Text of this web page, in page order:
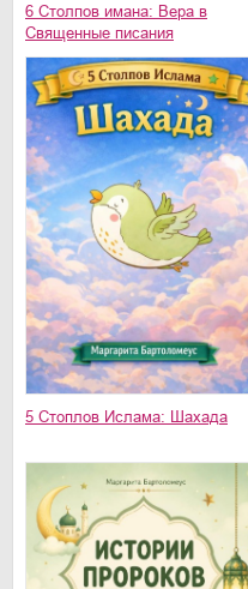
6 Столпов имана: Вера в
Священные писания
5 Стоплов Ислама: Шахада